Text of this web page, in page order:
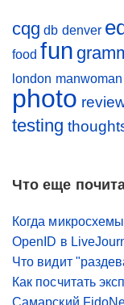
cqg db denver
food fun
london manwoman
photo
testing
Что еще
Когда
OpenID в
Что видит
Как посчитать
Самарский